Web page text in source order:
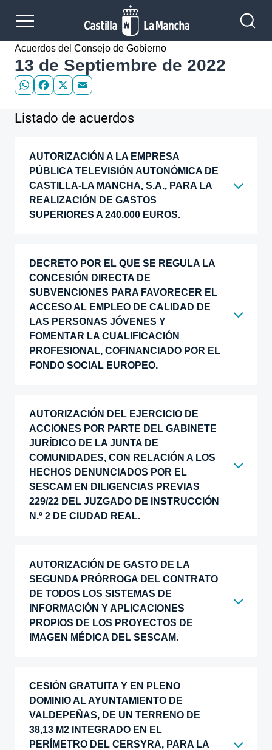
Acuerdos del Consejo de Gobierno
13 de Septiembre de 2022
WhatsApp
Facebook
X
Listado de acuerdos
AUTORIZACIÓN A LA EMPRESA
PÚBLICA TELEVISIÓN AUTONÓMICA DE
CASTILLA-LA MANCHA, S.A., PARA LA
REALIZACIÓN DE GASTOS
SUPERIORES A 240.000 EUROS.
DECRETO POR EL QUE SE REGULA LA
CONCESIÓN DIRECTA DE
SUBVENCIONES PARA FAVORECER EL
ACCESO AL EMPLEO DE CALIDAD DE
LAS PERSONAS JÓVENES Y
FOMENTAR LA CUALIFICACIÓN
PROFESIONAL, COFINANCIADO POR EL
FONDO SOCIAL EUROPEO.
AUTORIZACIÓN DEL EJERCICIO DE
ACCIONES POR PARTE DEL GABINETE
JURÍDICO DE LA JUNTA DE
COMUNIDADES, CON RELACIÓN A LOS
HECHOS DENUNCIADOS POR EL
SESCAM EN DILIGENCIAS PREVIAS
229/22 DEL JUZGADO DE INSTRUCCIÓN
N.º 2 DE CIUDAD REAL.
AUTORIZACIÓN DE GASTO DE LA
SEGUNDA PRÓRROGA DEL CONTRATO
DE TODOS LOS SISTEMAS DE
INFORMACIÓN Y APLICACIONES
PROPIOS DE LOS PROYECTOS DE
IMAGEN MÉDICA DEL SESCAM.
CESIÓN GRATUITA Y EN PLENO
DOMINIO AL AYUNTAMIENTO DE
VALDEPEÑAS, DE UN TERRENO DE
38,13 M2 INTEGRADO EN EL
PERÍMETRO DEL CERSYRA, PARA LA